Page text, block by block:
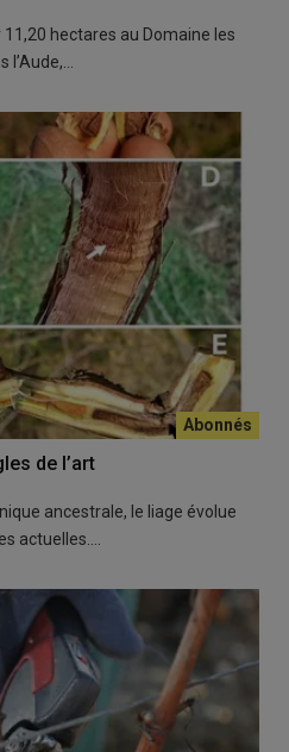
hectares au Domaine les
l’Aude,…
de l’art
ancestrale, le liage évolue
actuelles.…